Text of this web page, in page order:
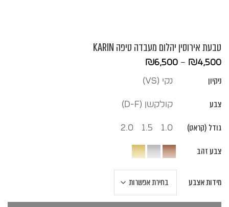
טבעת אירוסין יהלום מעבדה טיפה KARIN
₪4,500
–
₪6,500
מחירים:
עד
ניקיון נקי (vs)
צבע קולקשן (D-F)
גודל (קראט) 1.0
1.5
2.0
צבע זהב
מידות אצבע